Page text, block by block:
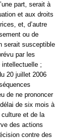
part, serait à
et aux droits
et, d’autre
ou de
serait susceptible
par les
intellectuelle ;
20 juillet 2006
de ne prononcer
délai de six mois à
et de la
des actions
contre des